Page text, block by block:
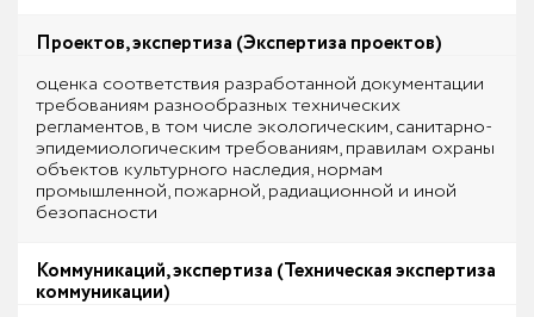
Проектов, экспертиза (Экспертиза проектов)
оценка соответствия разработанной документации
требованиям разнообразных технических
регламентов, в том числе экологическим, санитарно-
эпидемиологическим требованиям, правилам охраны
объектов культурного наследия, нормам
промышленной, пожарной, радиационной и иной
безопасности
Коммуникаций, экспертиза (Техническая экспертиза
коммуникации)